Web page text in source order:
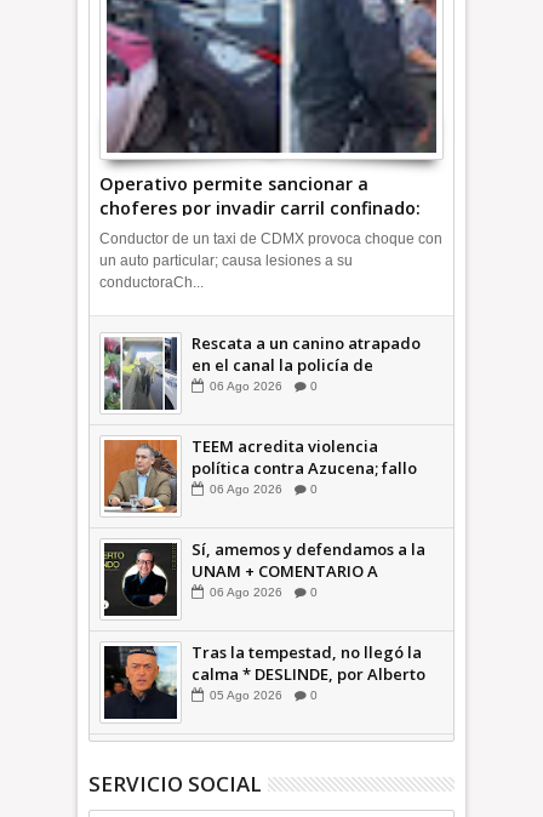
Operativo permite sancionar a
choferes por invadir carril confinado:
Ecatepec +Video | INFORMATIVA
Conductor de un taxi de CDMX provoca choque con
un auto particular; causa lesiones a su
conductoraCh...
Rescata a un canino atrapado
en el canal la policía de
Ecatepec INFORMATIVA
06 Ago 2026 0
TEEM acredita violencia
política contra Azucena; fallo
confirma guerra sucia: Octavio
06 Ago 2026 0
Sí, amemos y defendamos a la
UNAM + COMENTARIO A
TIEMPO
06 Ago 2026 0
Tras la tempestad, no llegó la
calma * DESLINDE, por Alberto
Witvrun OPINIÓN
05 Ago 2026 0
SERVICIO SOCIAL